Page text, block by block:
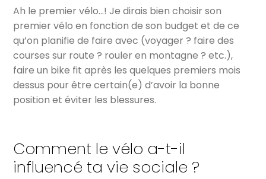
Ah le premier vélo…! Je dirais bien choisir son
premier vélo en fonction de son budget et de ce
qu’on planifie de faire avec (voyager ? faire des
courses sur route ? rouler en montagne ? etc.),
faire un bike fit après les quelques premiers mois
dessus pour être certain(e) d’avoir la bonne
position et éviter les blessures.
Comment le vélo a-t-il
influencé ta vie sociale ?